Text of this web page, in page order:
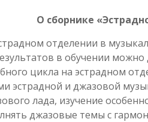
О сборнике
отделении в
в обучении
цикла на эстрадном
эстрадной и джазовой
лада, изучение
джазовые темы с